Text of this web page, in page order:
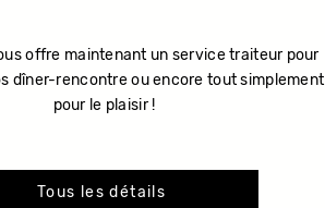
offre maintenant un service traiteur pour
dîner-rencontre ou encore tout simplement
pour le plaisir !
Tous les détails